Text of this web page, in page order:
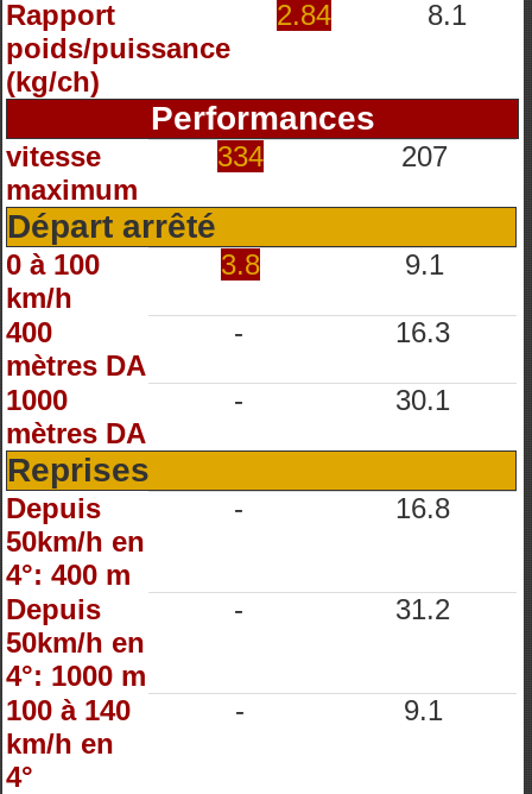
Rapport
poids/puissance
(kg/ch)
2.84 8.1
Performances
vitesse
maximum
334 207
Départ arrêté
0 à 100
km/h
3.8 9.1
400
mètres DA
- 16.3
1000
mètres DA
- 30.1
Reprises
Depuis
50km/h en
4°: 400 m
- 16.8
Depuis
50km/h en
4°: 1000 m
- 31.2
100 à 140
km/h en
4°
- 9.1